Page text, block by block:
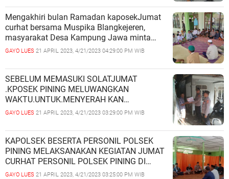
Mengakhiri bulan Ramadan kaposekJumat
curhat bersama Muspika Blangkejeren,
masyarakat Desa Kampung Jawa minta
Muspika bentuk program berantas
GAYO LUES 21 APRIL 2023, 4/21/2023 04:29:00 PM WIB
SEBELUM MEMASUKI SOLATJUMAT
.KPOSEK PINING MELUWANGKAN
WAKTU.UNTUK.MENYERAH KAN
BRUPA.BANTUAN SOSIAL BERUPA
PINING KAB. GAYO LUES
GAYO LUES 21 APRIL 2023, 4/21/2023 03:29:00 PM WIB
KAPOLSEK BESERTA PERSONIL POLSEK
PINING MELAKSANAKAN KEGIATAN JUMAT
CURHAT PERSONIL POLSEK PINING DI
DESA PINING KEC.PINING KAB.GAYO LUES.
GAYO LUES 21 APRIL 2023, 4/21/2023 03:25:00 PM WIB